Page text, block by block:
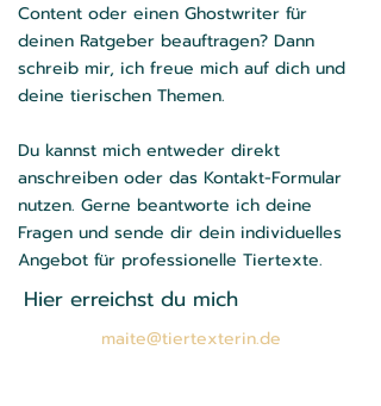
Content oder einen Ghostwriter für
deinen Ratgeber beauftragen? Dann
schreib mir, ich freue mich auf dich und
deine tierischen Themen.
Du kannst mich entweder direkt
anschreiben oder das Kontakt-Formular
nutzen. Gerne beantworte ich deine
Fragen und sende dir dein individuelles
Angebot für professionelle Tiertexte.
Hier erreichst du mich
maite@tiertexterin.de